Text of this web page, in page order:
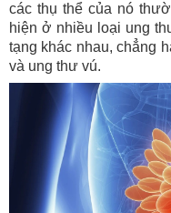
các thụ thể của nó
hiện ở nhiều loại ung
tạng khác nhau, chẳng
và ung thư vú.